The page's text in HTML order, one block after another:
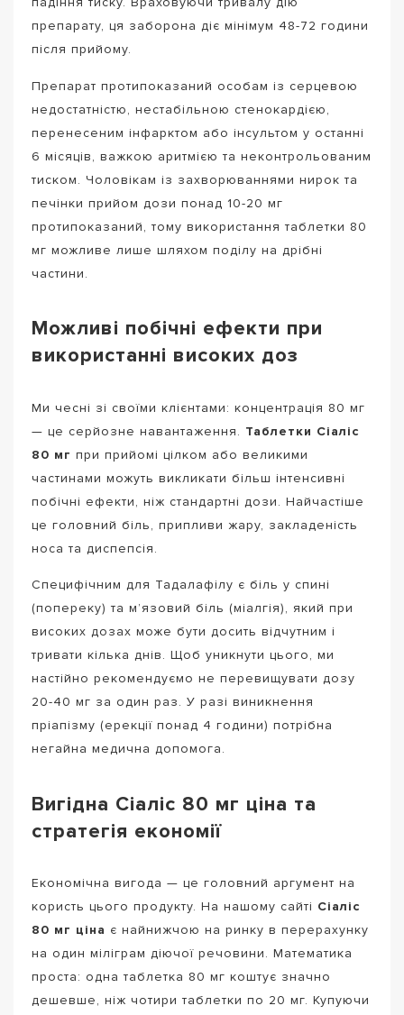
препарату, ця заборона діє мінімум 48-72 години
після прийому.
Препарат протипоказаний особам із серцевою
недостатністю, нестабільною стенокардією,
перенесеним інфарктом або інсультом у останні
6 місяців, важкою аритмією та неконтрольованим
тиском. Чоловікам із захворюваннями нирок та
печінки прийом дози понад 10-20 мг
протипоказаний, тому використання таблетки 80
мг можливе лише шляхом поділу на дрібні
частини.
Можливі побічні ефекти при
використанні високих доз
Ми чесні зі своїми клієнтами: концентрація 80 мг
— це серйозне навантаження. Таблетки Сіаліс
80 мг при прийомі цілком або великими
частинами можуть викликати більш інтенсивні
побічні ефекти, ніж стандартні дози. Найчастіше
це головний біль, припливи жару, закладеність
носа та диспепсія.
Специфічним для Тадалафілу є біль у спині
(попереку) та м’язовий біль (міалгія), який при
високих дозах може бути досить відчутним і
тривати кілька днів. Щоб уникнути цього, ми
настійно рекомендуємо не перевищувати дозу
20-40 мг за один раз. У разі виникнення
пріапізму (ерекції понад 4 години) потрібна
негайна медична допомога.
Вигідна Сіаліс 80 мг ціна та
стратегія економії
Економічна вигода — це головний аргумент на
користь цього продукту. На нашому сайті Сіаліс
80 мг ціна є найнижчою на ринку в перерахунку
на один міліграм діючої речовини. Математика
проста: одна таблетка 80 мг коштує значно
дешевше, ніж чотири таблетки по 20 мг. Купуючи